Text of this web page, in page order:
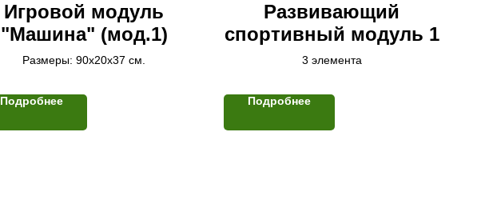
Игровой модуль
"Машина" (мод.1)
Размеры: 90х20х37 см.
Подробнее
Развивающий
спортивный модуль 1
3 элемента
Подробнее